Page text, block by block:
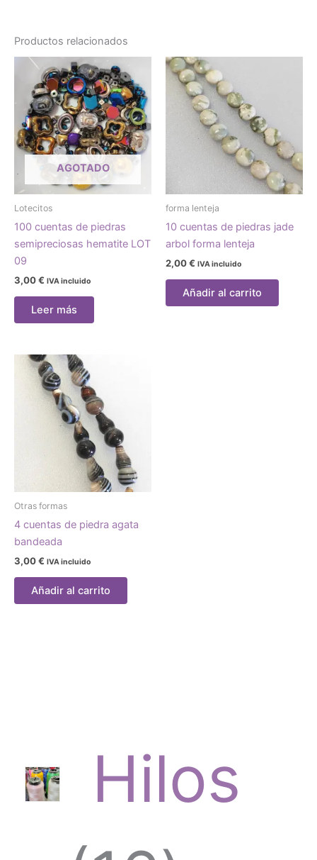
Hilos
Productos relacionados
AGOTADO
Lotecitos
100 cuentas de piedras
semipreciosas hematite LOT
09
3,00€ IVA incluido
Leer más
forma lenteja
10 cuentas de piedras jade
arbol forma lenteja
2,00€ IVA incluido
Añadir al carrito
Otras formas
4 cuentas de piedra agata
bandeada
3,00€ IVA incluido
Añadir al carrito